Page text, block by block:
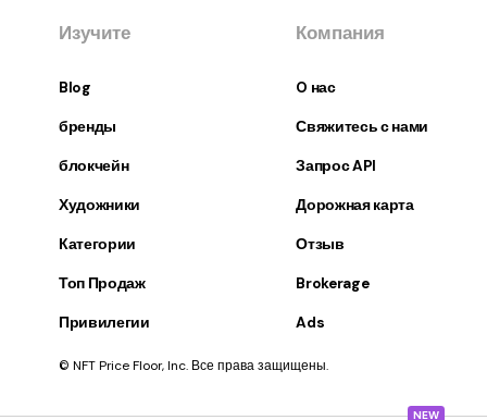
NEW
Изучите
Blog
бренды
блокчейн
Художники
Категории
Топ Продаж
Привилегии
Компания
O нас
Свяжитесь с нами
Запрос API
Дорожная карта
Отзыв
Brokerage
Ads
© NFT Price Floor, Inc. Все права защищены.